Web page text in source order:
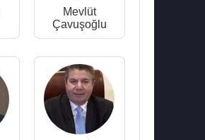
Mevlüt
Çavuşoğlu